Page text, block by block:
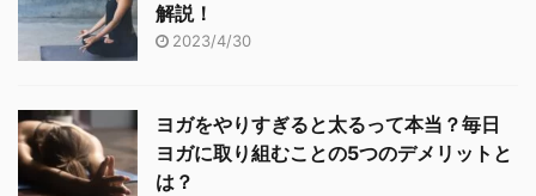
解説！
2023/4/30
ヨガをやりすぎると太るって本当？毎日
ヨガに取り組むことの5つのデメリットと
は？